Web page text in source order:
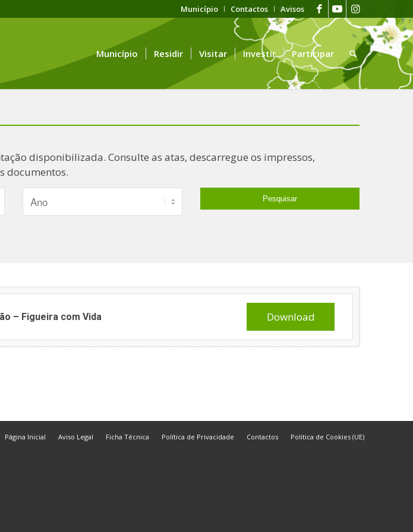
Município Contactos Avisos
Município Residir Visitar Investir Participar
disponibilizada. Consulte as atas, descarregue os impressos,
documentos.
– Figueira com Vida Download
Página Inicial Aviso Legal Ficha Técnica Política de Privacidade Contactos Política de Cookies (UE)